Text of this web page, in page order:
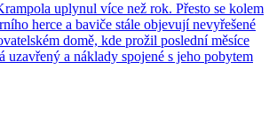
uplynul více než rok. Přesto se kolem
herce a baviče stále objevují nevyřešené
domě, kde prožil poslední měsíce
uzavřený a náklady spojené s jeho pobytem